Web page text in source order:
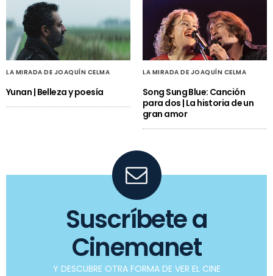
LA MIRADA DE JOAQUÍN CELMA
Yunan | Belleza y poesía
LA MIRADA DE JOAQUÍN CELMA
Song Sung Blue: Canción
para dos | La historia de un
gran amor
Suscríbete a
Cinemanet
Y DESCUBRE OTRA FORMA DE VER EL CINE